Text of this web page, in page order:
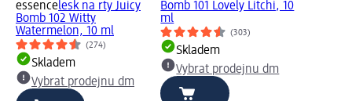
essencelesk na rty Juicy
Bomb 102 Witty
Watermelon, 10 ml
(274)
Skladem
Vybrat prodejnu dm
Bomb 101 Lovely Litchi, 10
ml
(303)
Skladem
Vybrat prodejnu dm